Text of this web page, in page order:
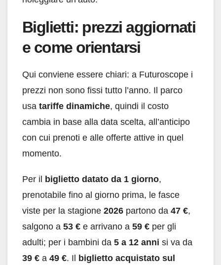
Biglietti: prezzi aggiornati
e come orientarsi
Qui conviene essere chiari: a Futuroscope i
prezzi non sono fissi tutto l’anno. Il parco
usa tariffe dinamiche, quindi il costo
cambia in base alla data scelta, all’anticipo
con cui prenoti e alle offerte attive in quel
momento.
Per il biglietto datato da 1 giorno,
prenotabile fino al giorno prima, le fasce
viste per la stagione 2026 partono da 47 €,
salgono a 53 € e arrivano a 59 € per gli
adulti; per i bambini da 5 a 12 anni si va da
39 € a 49 €. Il biglietto acquistato sul